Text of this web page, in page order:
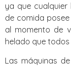
ya que cualquier
de comida
al momento de
helado que
Las máquinas